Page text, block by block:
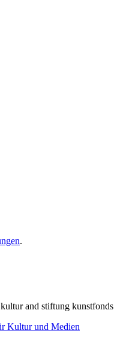
.
and stiftung kunstfonds